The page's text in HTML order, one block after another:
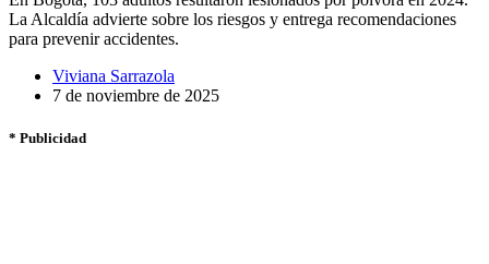
La Alcaldía advierte sobre los riesgos y entrega recomendaciones
para prevenir accidentes.
Viviana Sarrazola
7 de noviembre de 2025
* Publicidad